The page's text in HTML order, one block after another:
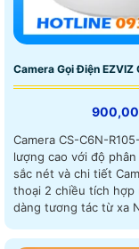
Camera Gọi Điện
Camera CS-C6N-
lượng cao với độ
sắc nét và chi tiết
thoại 2 chiều tích hợp
dàng tương tác từ xa
không gian của bạn.